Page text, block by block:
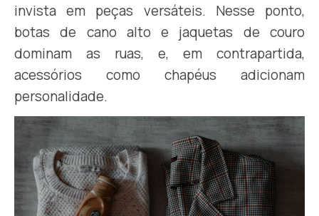
invista em peças versáteis. Nesse ponto,
botas de cano alto e jaquetas de couro
dominam as ruas, e, em contrapartida,
acessórios como chapéus adicionam
personalidade.